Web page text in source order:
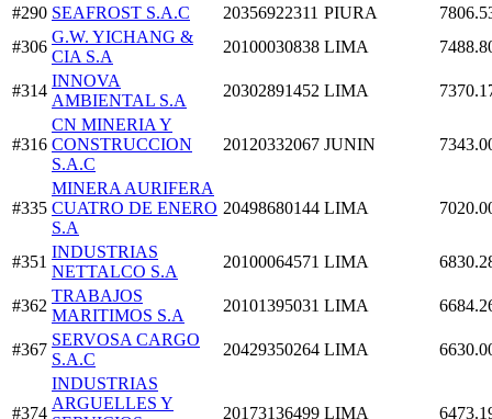
#290 SEAFROST S.A.C 20356922311 PIURA
#306
G.W. YICHANG &
CIA S.A
20100030838 LIMA
#314
INNOVA
AMBIENTAL S.A
20302891452 LIMA
#316
CN MINERIA Y
CONSTRUCCION
S.A.C
20120332067 JUNIN
#335
MINERA AURIFERA
CUATRO DE ENERO
S.A
20498680144 LIMA
#351
INDUSTRIAS
NETTALCO S.A
20100064571 LIMA
#362
TRABAJOS
MARITIMOS S.A
20101395031 LIMA
#367
SERVOSA CARGO
S.A.C
20429350264 LIMA
#374
INDUSTRIAS
ARGUELLES Y
20173136499 LIMA